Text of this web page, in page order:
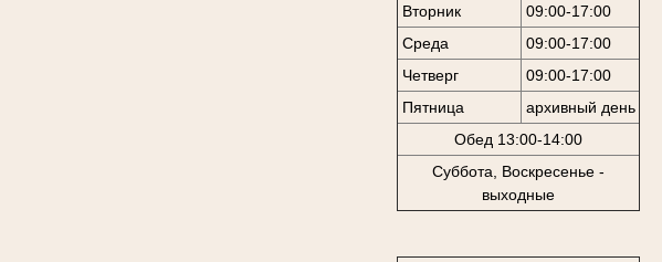
Вторник
09:00-17:00
Среда
09:00-17:00
Четверг
09:00-17:00
Пятница
архивный день
Обед 13:00-14:00
Суббота, Воскресенье -
выходные